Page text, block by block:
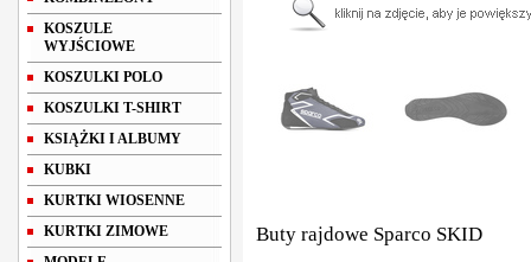
KOSZULE
WYJŚCIOWE
KOSZULKI POLO
KOSZULKI T-SHIRT
KSIĄŻKI I ALBUMY
KUBKI
KURTKI WIOSENNE
KURTKI ZIMOWE
Buty rajdowe Sparco SKID